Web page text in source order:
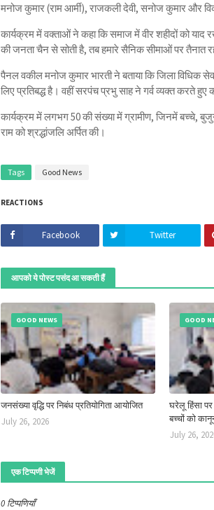
मनोज कुमार (राम आर्मी), राजकली देवी, सनोज कुमार और
कार्यक्रम में वक्ताओं ने कहा कि समाज में वीर शहीदों को
की जनता चैन से सोती है, तब हमारे सैनिक सीमाओं पर तैनात
पैनल वकील मनोज कुमार भारती ने बताया कि जिला विधिक
लिए प्रतिबद्ध है। वहीं सरपंच प्रभु साह ने गर्व व्यक्त करते
कार्यक्रम में लगभग 50 की संख्या में ग्रामीण, जिनमें बच्चे,
राम को श्रद्धांजलि अर्पित की।
Tags Good News
REACTIONS
Facebook Twitter
आपको ये पोस्ट पसंद आ सकती हैं
GOOD NEWS
जनसंख्या वृद्धि पर निबंध प्रतियोगिता आयोजित
July 26, 2026
GOOD
घरेलू हिंसा
बच्चों को
July 26,
एक टिप्पणी भेजें
0 टिप्पणियाँ